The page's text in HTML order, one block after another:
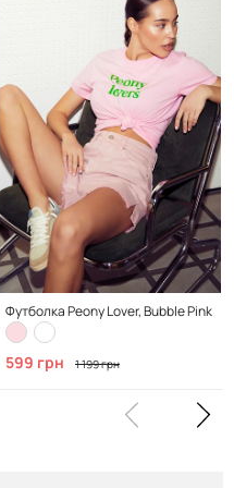
Футболка Peony Lover, Bubble Pink
599 грн 1 199 грн